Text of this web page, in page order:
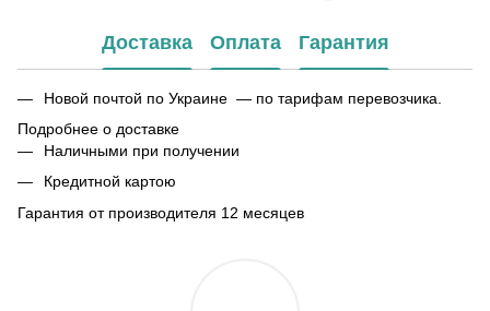
Доставка Оплата Гарантия
Новой почтой по Украине — по тарифам перевозчика.
Подробнее о доставке
Наличными при получении
Кредитной картою
Гарантия от производителя 12 месяцев